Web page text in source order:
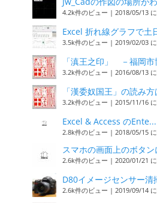
4.2k件のビュー | 2018/05/13
Excel 折れ線グラフで土
3.5k件のビュー | 2019/02/03
「滇王之印」 －福岡市
3.2k件のビュー | 2016/08/13
「漢委奴国王」の読み方
3.2k件のビュー | 2015/11/16
Excel & Access のEnte...
2.8k件のビュー | 2018/05/15
スマホの画面上のボタン
2.6k件のビュー | 2020/01/21
D80イメージセンサー清
2.6k件のビュー | 2019/09/14